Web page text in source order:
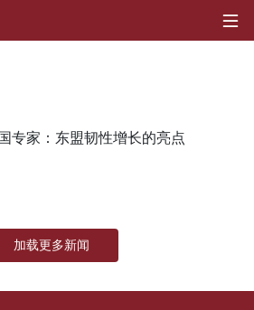
社会
保
专家：东盟韧性增长的亮点
加载更多新闻